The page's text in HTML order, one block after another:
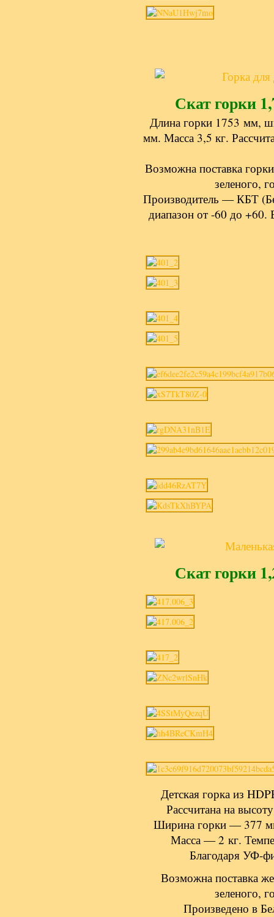
Скат горки
Длина горки 1753 мм,
мм. Масса 3,5 кг.
Возможна поставка
зеленого,
Производитель — КБТ
диапазон от -60 до +60.
Скат горки
Детская горка из
Рассчитана на
Ширина горки — 377
Масса — 2 кг.
Благодаря УФ-
Возможна поставка
зеленого,
Произведено в